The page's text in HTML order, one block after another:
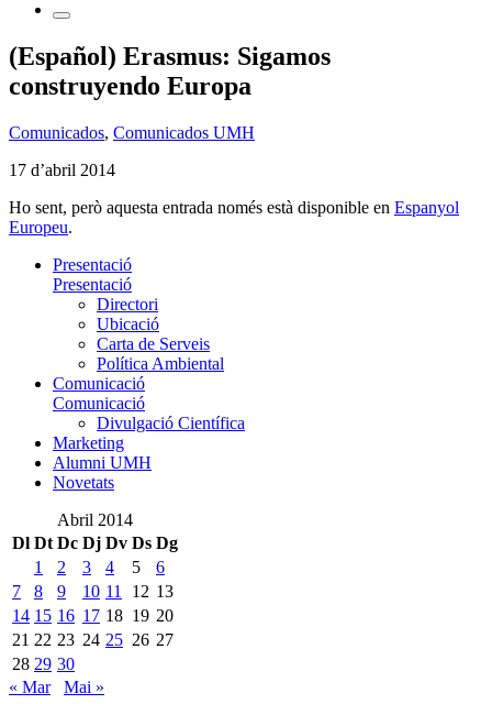
(Español) Erasmus: Sigamos
construyendo Europa
Comunicados, Comunicados UMH
17 d’abril 2014
Ho sent, però aquesta entrada només està disponible en Espanyol
Europeu.
Presentació
Presentació
Directori
Ubicació
Carta de Serveis
Política Ambiental
Comunicació
Comunicació
Divulgació Científica
Marketing
Alumni UMH
Novetats
Abril 2014
Dl Dt Dc Dj Dv Ds Dg
1
2 3 4 5
6
7
8 9 10 11 12 13
14 15 16 17 18 19 20
21 22 23 24 25 26 27
28 29 30
« Mar
Mai »